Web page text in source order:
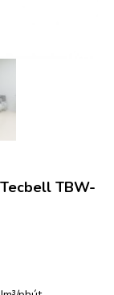
TBW-